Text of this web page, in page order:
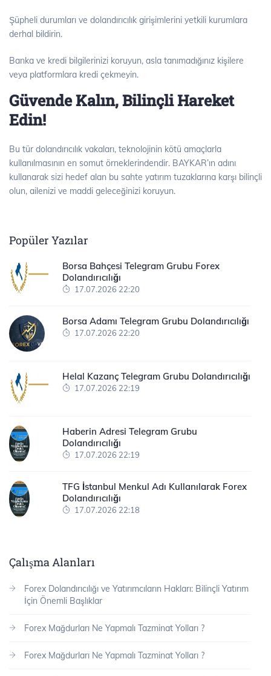
Şüpheli durumları ve dolandırıcılık girişimlerini yetkili kurumlara
derhal bildirin.
Banka ve kredi bilgilerinizi koruyun, asla tanımadığınız kişilere
veya platformlara kredi çekmeyin.
Güvende Kalın, Bilinçli Hareket
Edin!
Bu tür dolandırıcılık vakaları, teknolojinin kötü amaçlarla
kullanılmasının en somut örneklerindendir. BAYKAR’ın adını
kullanarak sizi hedef alan bu sahte yatırım tuzaklarına karşı bilinçli
olun, ailenizi ve maddi geleceğinizi koruyun.
Popüler Yazılar
Borsa Bahçesi Telegram Grubu Forex
Dolandırıcılığı
17.07.2026 22:20
Borsa Adamı Telegram Grubu Dolandırıcılığı
17.07.2026 22:20
Helal Kazanç Telegram Grubu Dolandırıcılığı
17.07.2026 22:19
Haberin Adresi Telegram Grubu
Dolandırıcılığı
17.07.2026 22:19
TFG İstanbul Menkul Adı Kullanılarak Forex
Dolandırıcılığı
17.07.2026 22:18
Çalışma Alanları
Forex Dolandırıcılığı ve Yatırımcıların Hakları: Bilinçli Yatırım
İçin Önemli Başlıklar
Forex Mağdurları Ne Yapmalı Tazminat Yolları ?
Forex Mağdurları Ne Yapmalı Tazminat Yolları ?